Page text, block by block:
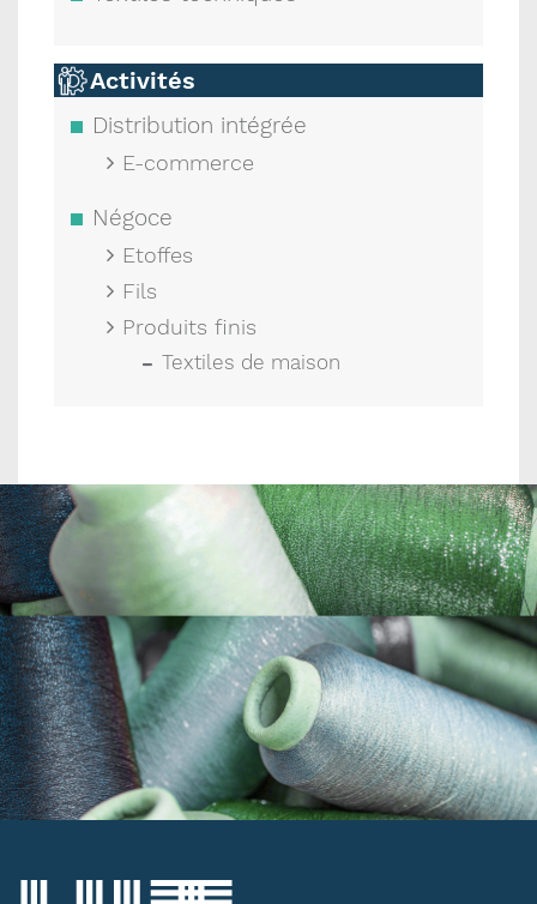
Activités
Distribution intégrée
E-commerce
Négoce
Etoffes
Fils
Produits finis
Textiles de maison